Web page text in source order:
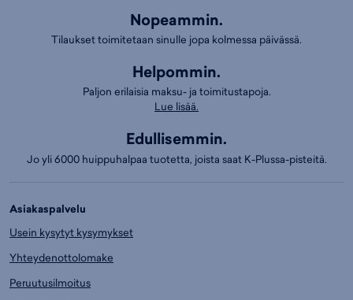
Nopeammin.
Tilaukset toimitetaan sinulle jopa kolmessa päivässä.
Helpommin.
Paljon erilaisia maksu- ja toimitustapoja.
Lue lisää.
Edullisemmin.
Jo yli 6000 huippuhalpaa tuotetta, joista saat K-Plussa-pisteitä.
Asiakaspalvelu
Usein kysytyt kysymykset
Yhteydenottolomake
Peruutusilmoitus